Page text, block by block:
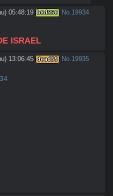
05:48:19 b8d550 No. 19934
ISRAEL
13:06:45 dcad55 No. 19935